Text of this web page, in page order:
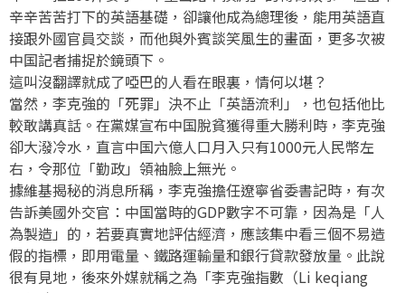
辛辛苦苦打下的英語基礎，卻讓他成為總理後，能用英語直
接跟外國官員交談，而他與外賓談笑風生的畫面，更多次被
中国記者捕捉於鏡頭下。
這叫沒翻譯就成了啞巴的人看在眼裏，情何以堪？
當然，李克強的「死罪」決不止「英語流利」，也包括他比
較敢講真話。在黨媒宣布中国脫貧獲得重大勝利時，李克強
卻大潑冷水，直言中国六億人口月入只有1000元人民幣左
右，令那位「勤政」領袖臉上無光。
據維基揭秘的消息所稱，李克強擔任遼寧省委書記時，有次
告訴美國外交官：中国當時的GDP數字不可靠，因為是「人
為製造」的，若要真實地評估經濟，應該集中看三個不易造
假的指標，即用電量、鐵路運輸量和銀行貸款發放量。此說
很有見地，後來外媒就稱之為「李克強指數（Li keqiang